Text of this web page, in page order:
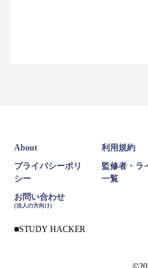
About 利用規約
プライバシーポリ
シー
監修者・ラ
一覧
お問い合わせ
(法人の方向け)
STUDY HACKER